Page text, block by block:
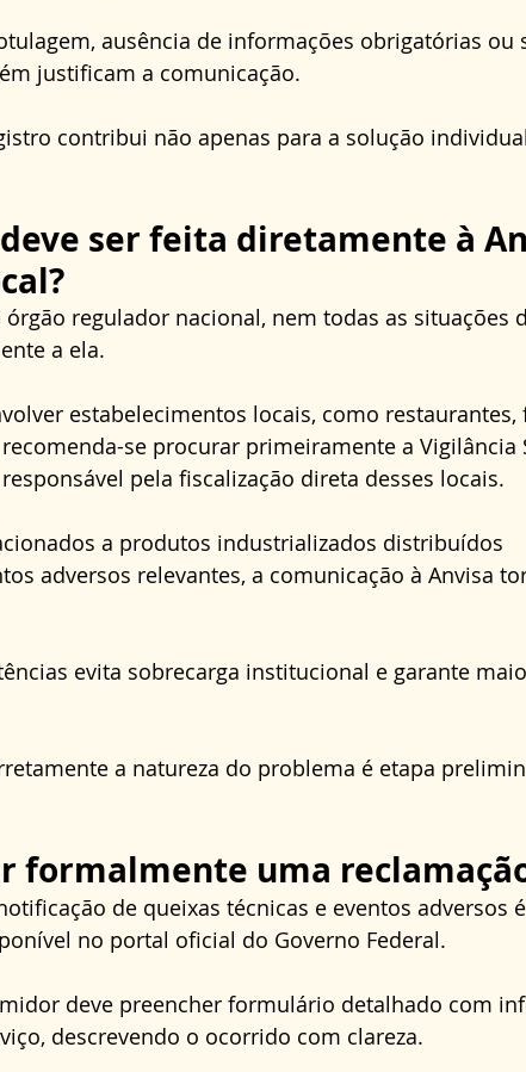
ausência de informações obrigatórias ou
justificam a comunicação.
contribui não apenas para a solução
ser feita diretamente à
órgão regulador nacional, nem todas as situações
a ela.
estabelecimentos locais, como restaurantes,
se procurar primeiramente a Vigilância
pela fiscalização direta desses locais.
a produtos industrializados distribuídos
adversos relevantes, a comunicação à Anvisa
evita sobrecarga institucional e garante
a natureza do problema é etapa
formalmente uma
de queixas técnicas e eventos adversos
no portal oficial do Governo Federal.
deve preencher formulário detalhado com
descrevendo o ocorrido com clareza.